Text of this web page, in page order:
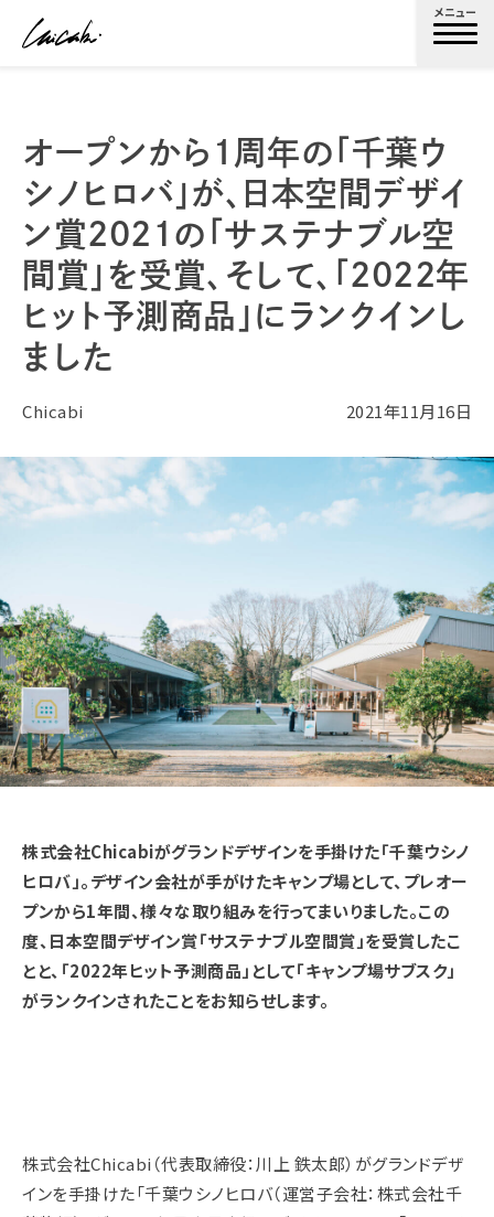
メニュー
オープンから１周年の「千葉ウ
シノヒロバ」が、日本空間デザイ
ン賞2021の「サステナブル空
間賞」を受賞、そして、「2022年
ヒット予測商品」にランクインし
ました
Chicabi 2021年11月16日
株式会社Chicabiがグランドデザインを手掛けた「千葉ウシノ
ヒロバ」。デザイン会社が手がけたキャンプ場として、プレオー
プンから1年間、様々な取り組みを行ってまいりました。この
度、日本空間デザイン賞「サステナブル空間賞」を受賞したこ
とと、「2022年ヒット予測商品」として「キャンプ場サブスク」
がランクインされたことをお知らせします。
株式会社Chicabi（代表取締役：川上 鉄太郎）がグランドデザ
インを手掛けた「千葉ウシノヒロバ（運営子会社：株式会社千